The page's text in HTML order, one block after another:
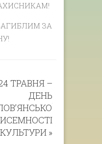
ЗА
ТРАВНЯ –
ДЕНЬ
»